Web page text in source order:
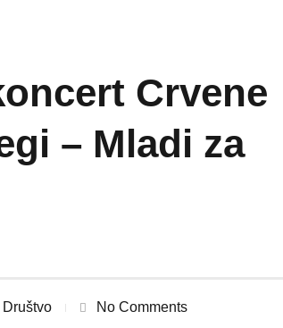
Crvene
– Mladi za
Društvo No Comments